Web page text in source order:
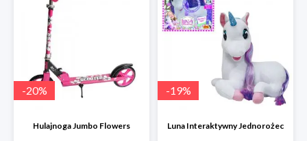
-20%
Hulajnoga Jumbo Flowers
-19%
Luna Interaktywny Jednorożec